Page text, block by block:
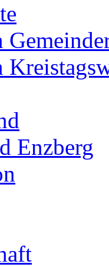
Enzberg